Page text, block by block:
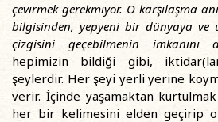
çevirmek gerekmiyor. O karşılaşma
bilgisinden, yepyeni bir dünyaya ve
çizgisini geçebilmenin imkanını
hepimizin bildiği gibi,
şeylerdir. Her şeyi yerli yerine
verir. İçinde yaşamaktan
her bir kelimesini elden geçirip